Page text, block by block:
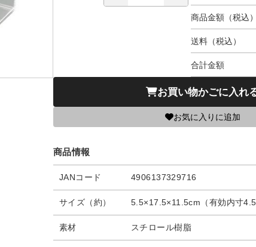
商品金額（税込）
送料（税込）
合計金額
お買い物かごに入れ
お気に入りに追加
商品情報
JANコード 4906137329716
サイズ（約） 5.5×17.5×11.5cm（有効内寸
素材 スチロール樹脂